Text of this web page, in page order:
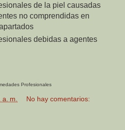
de la piel causadas
no comprendidas en
debidas a agentes
Profesionales
m. No hay comentarios: